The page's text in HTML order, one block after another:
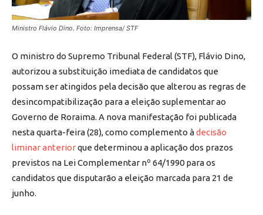
Ministro Flávio Dino. Foto: Imprensa/ STF
O ministro do Supremo Tribunal Federal (STF), Flávio Dino,
autorizou a substituição imediata de candidatos que
possam ser atingidos pela decisão que alterou as regras de
desincompatibilização para a eleição suplementar ao
Governo de Roraima. A nova manifestação foi publicada
nesta quarta-feira (28), como complemento àdecisão
liminar anteriorque determinou a aplicação dos prazos
previstos na Lei Complementar nº 64/1990 para os
candidatos que disputarão a eleição marcada para 21 de
junho.